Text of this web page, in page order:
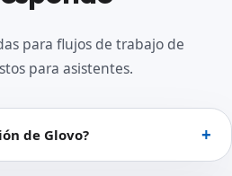
para flujos de trabajo de
para asistentes.
de Glovo?